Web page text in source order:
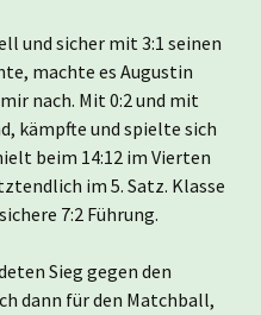
und sicher mit 3:1 seinen
machte es Augustin
nach. Mit 0:2 und mit
kämpfte und spielte sich
beim 14:12 im Vierten
im 5. Satz. Klasse
7:2 Führung.
Sieg gegen den
dann für den Matchball,